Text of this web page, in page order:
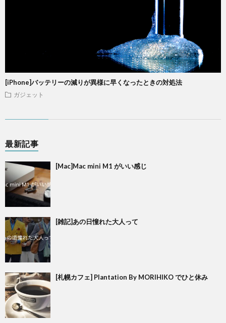
[iPhone]バッテリーの減りが異様に早くなったときの対処法
ガジェット
最新記事
[Mac]Mac mini M1 がいい感じ
[雑記]あの日憧れた大人って
[札幌カフェ] Plantation By MORIHIKO でひと休み